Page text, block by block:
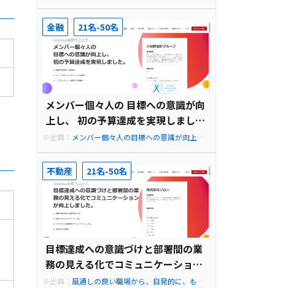
oalous導入事例
金融 21名-50名
メンバー個々人の 目標への意識が向
上し、 初の予算達成を実現しまし
た。
※出典： メンバー個々人の目標への意識が向上
事例
不動産 21名-50名
目標達成への意識づけと部署間の業
務の見える化でコミュニケーション
が向上しました。
※出典： 風通しの良い職場から、自発的に、もっ